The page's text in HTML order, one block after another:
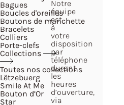
Bagues
Boucles d'oreilles
Boutons de manchette
Bracelets
Colliers
Porte-clefs
Collections
Toutes nos collections
Lëtzebuerg
Smile At Me
Bouton d’Or
Star
Notre
équipe
est
à
votre
disposition
par
téléphone
durant
les
heures
d’ouverture,
via